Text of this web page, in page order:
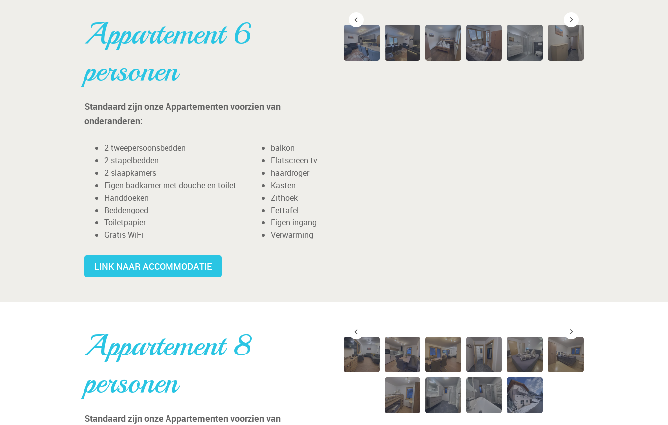
Appartement 6
personen
Standaard zijn onze Appartementen voorzien van
onderanderen:
2 tweepersoonsbedden
2 stapelbedden
2 slaapkamers
Eigen badkamer met douche en toilet
Handdoeken
Beddengoed
Toiletpapier
Gratis WiFi
balkon
Flatscreen-tv
haardroger
Kasten
Zithoek
Eettafel
Eigen ingang
Verwarming
LINK NAAR ACCOMMODATIE
Appartement 8
personen
Standaard zijn onze Appartementen voorzien van